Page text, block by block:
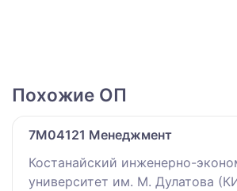
Похожие ОП
7M04121 Менеджмент
Костанайский инженерно-
университет им. М. Дулатова